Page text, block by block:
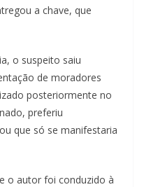
a chave, que
o suspeito saiu
de moradores
posteriormente no
preferiu
que só se manifestaria
o autor foi conduzido à